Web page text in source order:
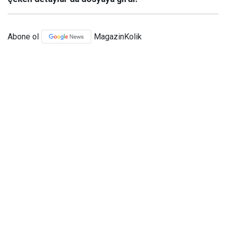
Abone ol MagazinKolik